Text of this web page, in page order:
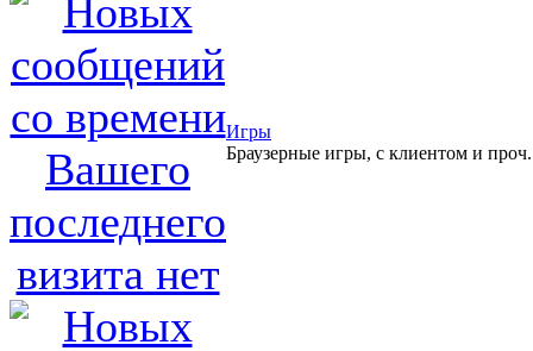
Игры
Браузерные игры, с клиентом и проч.